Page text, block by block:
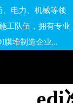
电力、机械等领
工队伍，拥有专业
膜堆制造企业...